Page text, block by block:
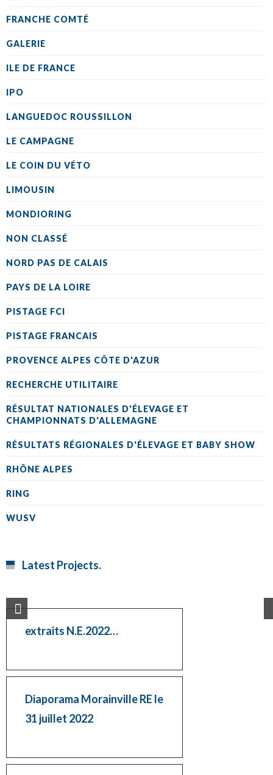
FRANCHE COMTÉ
GALERIE
ILE DE FRANCE
IPO
LANGUEDOC ROUSSILLON
LE CAMPAGNE
LE COIN DU VÉTO
LIMOUSIN
MONDIORING
NON CLASSÉ
NORD PAS DE CALAIS
PAYS DE LA LOIRE
PISTAGE FCI
PISTAGE FRANCAIS
PROVENCE ALPES CÔTE D'AZUR
RECHERCHE UTILITAIRE
RÉSULTAT NATIONALES D'ÉLEVAGE ET
CHAMPIONNATS D'ALLEMAGNE
RÉSULTATS RÉGIONALES D'ÉLEVAGE ET BABY SHOW
RHÔNE ALPES
RING
WUSV
Latest Projects.
extraits N.E.2022…
Diaporama Morainville RE le
31 juillet 2022